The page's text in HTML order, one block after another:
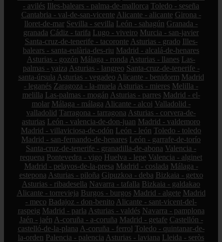
- avilés Illes-balears - palma-de-mallorca Toledo - seseña
Cantabria - val-de-san-vicente Alicante - alicante Girona -
lloret-de-mar Sevilla - sevilla León - sahagún Granada -
granada Cádiz - tarifa Lugo - viveiro Murcia - san-javier
Santa-cruz-de-tenerife - tacoronte Asturias - grado Illes-
balears - santa-eulària-des-riu Madrid - alcalá-de-henares
Asturias - gozón Málaga - ronda Asturias - llanes Las-
palmas - yaiza Asturias - langreo Santa-cruz-de-tenerife -
santa-úrsula Asturias - vegadeo Alicante - benidorm Madrid
- leganés Zaragoza - la-muela Asturias - mieres Melilla -
melilla Las-palmas - mogán Asturias - parres Madrid - el-
molar Málaga - málaga Alicante - alcoi Valladolid -
valladolid Tarragona - tarragona Asturias - corvera-de-
asturias León - valencia-de-don-juan Madrid - valdemoro
Madrid - villaviciosa-de-odón León - león Toledo - toledo
Madrid - san-fernando-de-henares León - garrafe-de-torío
Santa-cruz-de-tenerife - granadilla-de-abona Valencia -
requena Pontevedra - vigo Huelva - lepe Valencia - alginet
Madrid - pelayos-de-la-presa Madrid - coslada Málaga -
estepona Asturias - piloña Gipuzkoa - deba Bizkaia - getxo
Asturias - ribadesella Navarra - tafalla Bizkaia - galdakao
Alicante - torrevieja Burgos - burgos Madrid - algete Madrid
- meco Badajoz - don-benito Alicante - sant-vicent-del-
raspeig Madrid - parla Asturias - valdés Navarra - pamplona
Jaén - jaén A-coruña - a-coruña Madrid - getafe Castellón -
castelló-de-la-plana A-coruña - ferrol Toledo - quintanar-de-
la-orden Palencia - palencia Asturias - laviana Lleida - seròs